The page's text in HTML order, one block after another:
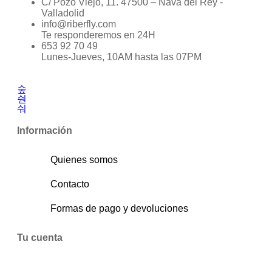
C/ Pozo Viejo, 11. 47500 – Nava del Rey -
Valladolid
info@riberfly.com
Te responderemos en 24H
653 92 70 49
Lunes-Jueves, 10AM hasta las 07PM
Información
Quienes somos
Contacto
Formas de pago y devoluciones
Tu cuenta